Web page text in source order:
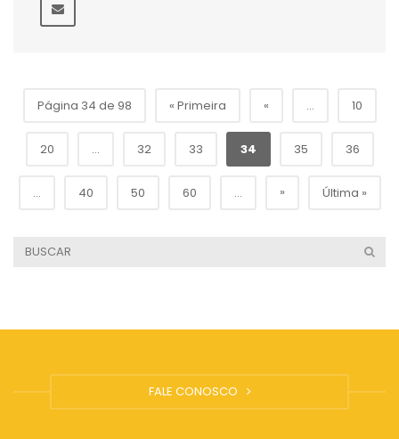
Página 34 de 98 « Primeira « ... 10
20 ... 32 33 34 35 36
... 40 50 60 ... » Última »
FALE CONOSCO